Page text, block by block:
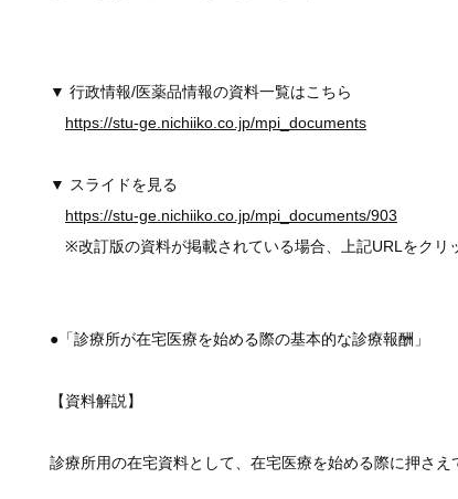
▼ 行政情報/医薬品情報の資料一覧はこちら
https://stu-ge.nichiiko.co.jp/mpi_documents
▼ スライドを見る
https://stu-ge.nichiiko.co.jp/mpi_documents/903
※改訂版の資料が掲載されている場合、上記URLをクリ
●「診療所が在宅医療を始める際の基本的な診療報酬」
【資料解説】
診療所用の在宅資料として、在宅医療を始める際に押さ